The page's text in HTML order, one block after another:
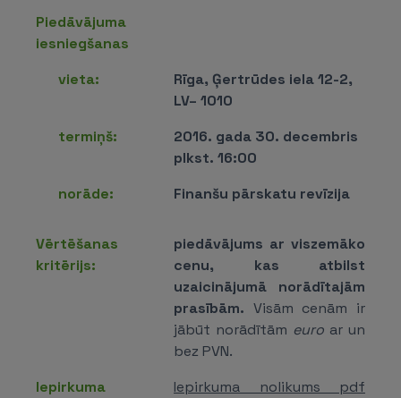
Piedāvājuma
iesniegšanas
vieta:
Rīga, Ģertrūdes iela 12-2,
LV– 1010
termiņš:
2016. gada 30. decembris
plkst. 16:00
norāde:
Finanšu pārskatu revīzija
Vērtēšanas
kritērijs:
piedāvājums ar viszemāko
cenu, kas atbilst
uzaicinājumā norādītajām
prasībām. Visām cenām ir
jābūt norādītām euro ar un
bez PVN.
Iepirkuma
Iepirkuma nolikums pdf